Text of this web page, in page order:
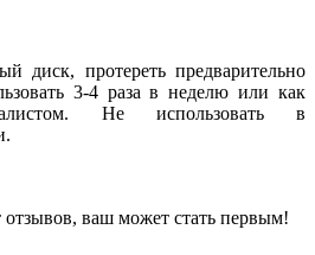
диск, протереть предварительно
3-4 раза в неделю или как
Не использовать в
ваш может стать первым!